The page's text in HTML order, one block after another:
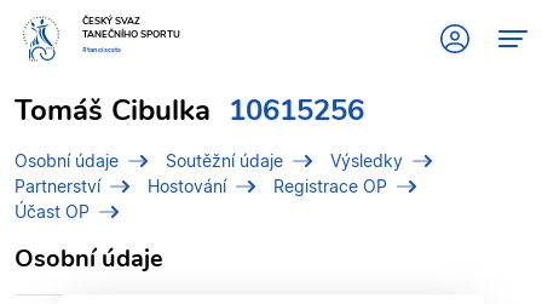
ČESKÝ SVAZ
TANEČNÍHO SPORTU
#tanciscsts
Tomáš Cibulka 10615256
Osobní údaje Soutěžní údaje
Výsledky
Partnerství
Hostování
Registrace OP
Účast OP
Osobní údaje